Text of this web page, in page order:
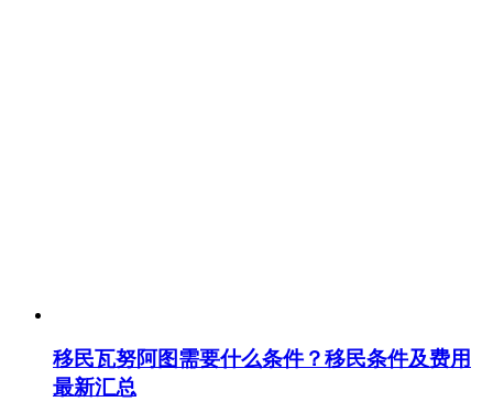
移民瓦努阿图需要什么条件？移民条件及费用
最新汇总